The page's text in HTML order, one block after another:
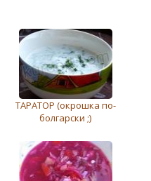
ТАРАТОР (окрошка по-
болгарски ;)